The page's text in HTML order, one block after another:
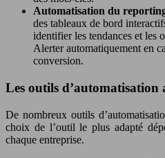
Automatisation du
des tableaux de bord
identifier les tendances et les
Alerter automatiquement en
conversion.
Les outils d’automatisation
De nombreux outils
choix de l’outil le plus adapté
chaque entreprise.